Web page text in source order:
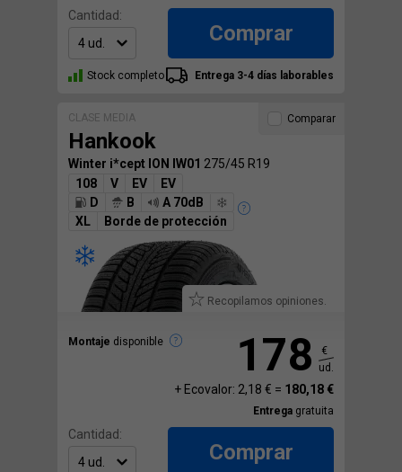
Cantidad:
Comprar
Stock completo Entrega 3-4 días laborables
CLASE MEDIA
Hankook
Winter i*cept ION IW01 275/45 R19
108
V EV
EV
D
B
A 70dB
XL
Borde de protección
Recopilamos opiniones.
Montaje disponible
Comparar
178
€
ud.
+ Ecovalor: 2,18 € = 180,18 €
Entrega gratuita
Cantidad:
Comprar